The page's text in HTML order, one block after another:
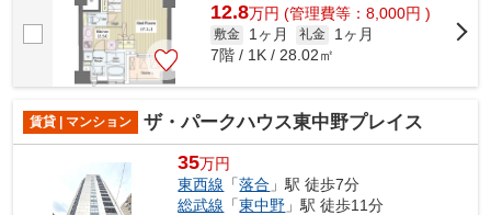
12.8万円 (管理費等：8,000円 )
敷金 1ヶ月 礼金
1ヶ月
7階 / 1K / 28.02㎡
賃貸 | マンション ザ・パークハウス東中野プレイス
35万円
東西線 「落合 」駅 徒歩7分
総武線 「東中野 」駅 徒歩11分